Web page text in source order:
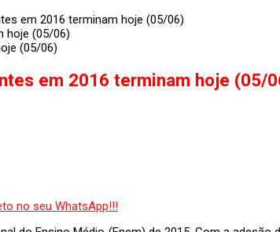
em 2016 terminam hoje (05/06)
(05/06)
em 2016 terminam hoje (05/